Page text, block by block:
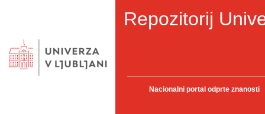
Repozitorij
Nacionalni portal odprte znanosti